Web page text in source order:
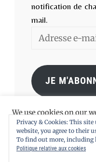
notification de
mail.
Adresse
mail
JE
Copyright © 2026
We use cookies on our
relevant experience
and repeat visits. By
the use of ALL the
"Cookie Settings" to
Privacy & Cookies: This
website, you agree to their
To find out more, including
Politique relative aux cookies